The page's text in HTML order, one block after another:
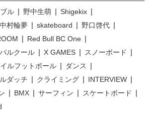
ル 野中生萌
Shigekix
中村輪夢 skateboard
野口啓代
Red Bull BC One
パルクール X GAMES
スノーボード
ルフットボール
ダンス
ダッチ クライミング
INTERVIEW
BMX サーフィン
スケートボード